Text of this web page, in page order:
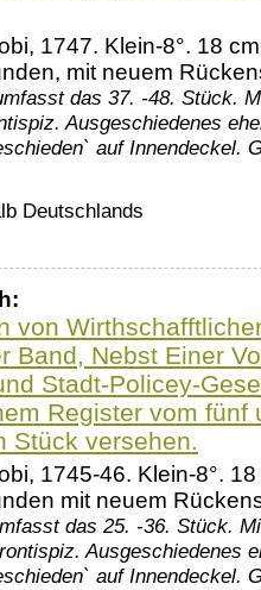
1747. Klein-8°. 18
mit neuem
das 37. -48. Stück.
Ausgeschiedenes
auf Innendeckel.
Deutschlands
von
Band, Nebst Einer
Stadt-Policey-
Register vom fünf
Stück versehen.
1745-46. Klein-8°.
mit neuem
das 25. -36. Stück.
Ausgeschiedenes
auf Innendeckel.